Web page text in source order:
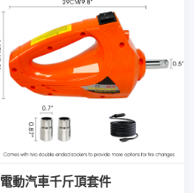
電動汽車千斤頂套件